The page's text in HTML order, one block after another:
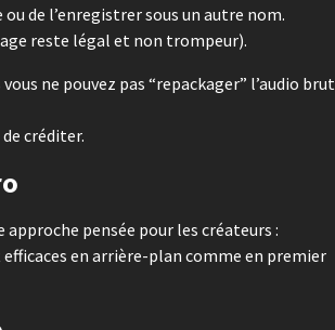
de l’enregistrer sous un autre nom.
reste légal et non trompeur).
ne pouvez pas “repackager” l’audio brut
créditer.
approche pensée pour les créateurs :
en arrière-plan comme en premier